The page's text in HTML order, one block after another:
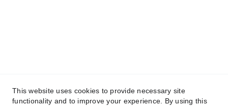
This website uses cookies to provide necessary site
functionality and to improve your experience. By using this